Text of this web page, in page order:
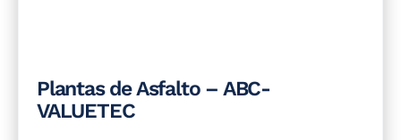
Plantas de Asfalto – ABC-
VALUETEC